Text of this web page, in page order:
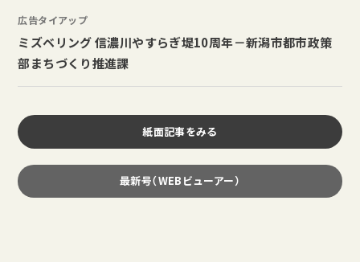
広告タイアップ
ミズベリング 信濃川やすらぎ堤10周年－新潟市都市政策
部まちづくり推進課
紙面記事をみる
最新号（WEBビューアー）